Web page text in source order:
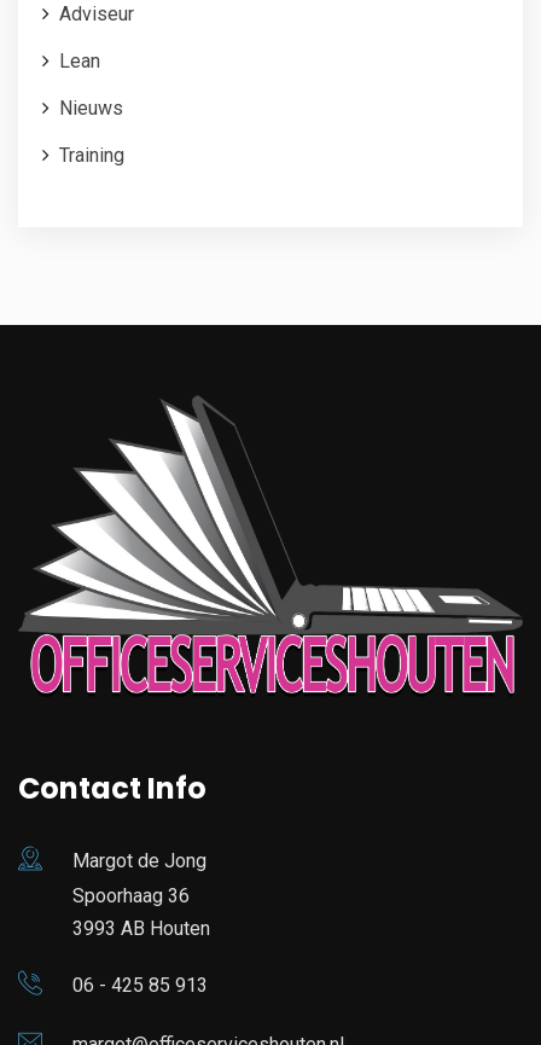
Adviseur
Lean
Nieuws
Training
Contact Info
Margot de Jong
Spoorhaag 36
3993 AB Houten
06 - 425 85 913